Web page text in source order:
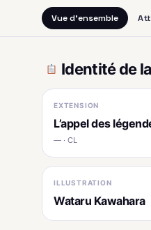
Vue d'ensemble
Identité de
EXTENSION
L’appel des
— · CL
ILLUSTRATION
Wataru Kawahara